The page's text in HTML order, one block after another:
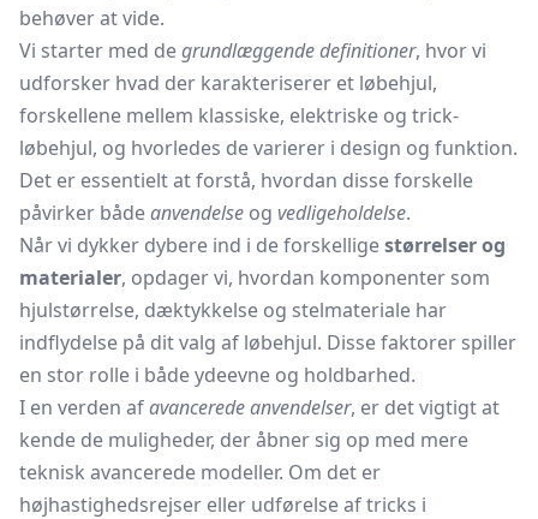
behøver at vide.
Vi starter med degrundlæggende definitioner, hvor vi
udforsker hvad der karakteriserer et løbehjul,
forskellene mellem klassiske, elektriske og trick-
løbehjul, og hvorledes de varierer i design og funktion.
Det er essentielt at forstå, hvordan disse forskelle
påvirker bådeanvendelse og vedligeholdelse.
Når vi dykker dybere ind i de forskelligestørrelser og
materialer, opdager vi, hvordan komponenter som
hjulstørrelse, dæktykkelse og stelmateriale har
indflydelse på dit valg af løbehjul. Disse faktorer spiller
en stor rolle i både ydeevne og holdbarhed.
I en verden afavancerede anvendelser, er det vigtigt at
kende de muligheder, der åbner sig op med mere
teknisk avancerede modeller. Om det er
højhastighedsrejser eller udførelse af tricks i